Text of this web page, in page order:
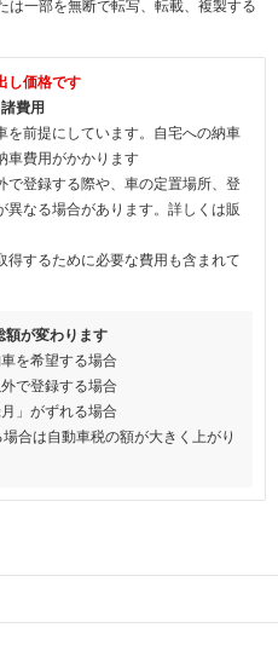
一部を無断で転写、転載、複製する
し価格です
費用
前提にしています。自宅への納車
車費用がかかります
登録する際や、車の定置場所、登
なる場合があります。詳しくは販
するために必要な費用も含まれて
額が変わります
を希望する場合
で登録する場合
」がずれる場合
合は自動車税の額が大きく上がり